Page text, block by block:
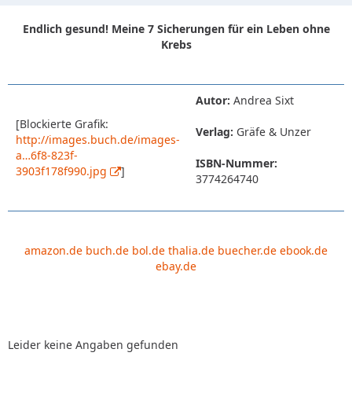
Endlich gesund! Meine 7 Sicherungen für ein Leben ohne
Krebs
[Blockierte Grafik:
http://images.buch.de/images-
a…6f8-823f-
3903f178f990.jpg
]
Autor: Andrea Sixt
Verlag: Gräfe & Unzer
ISBN-Nummer:
3774264740
amazon.de buch.de bol.de thalia.de buecher.de ebook.de
ebay.de
Leider keine Angaben gefunden